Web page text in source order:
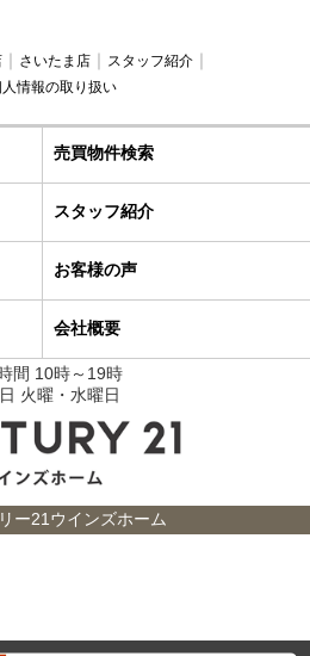
さいたま店
スタッフ紹介
情報の取り扱い
売買物件検索
スタッフ紹介
お客様の声
会社概要
間 10時～19時
火曜・水曜日
ー21ウインズホーム